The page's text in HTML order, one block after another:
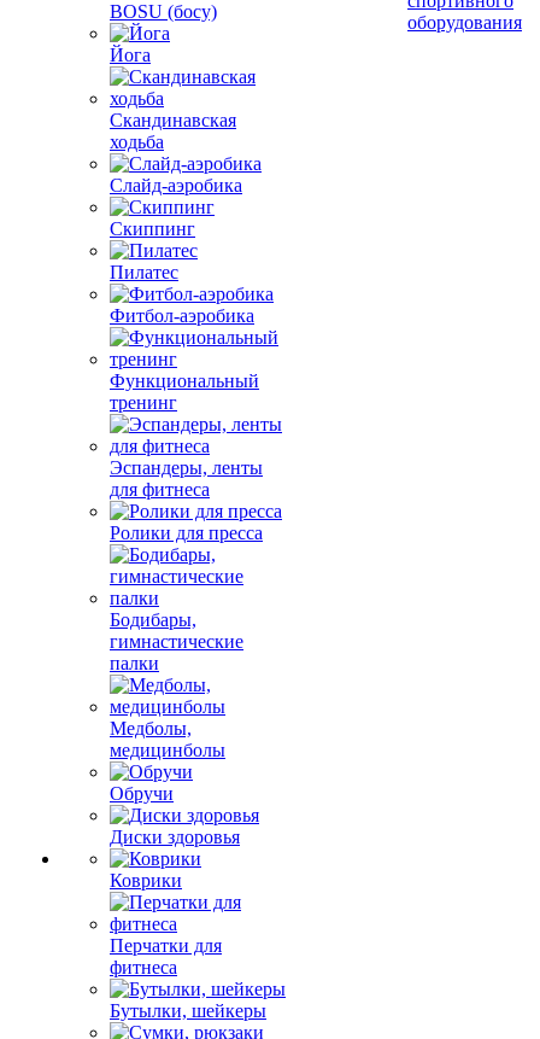
BOSU (босу)
Йога
Скандинавская
ходьба
Слайд-аэробика
Скиппинг
Пилатес
Фитбол-аэробика
Функциональный
тренинг
Эспандеры, ленты
для фитнеса
Ролики для пресса
Бодибары,
гимнастические
палки
Медболы,
медицинболы
Обручи
Диски здоровья
Коврики
Перчатки для
фитнеса
Бутылки, шейкеры
оборудования